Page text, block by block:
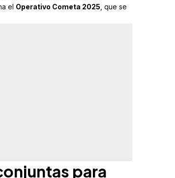
el Operativo Cometa 2025 , que se
para